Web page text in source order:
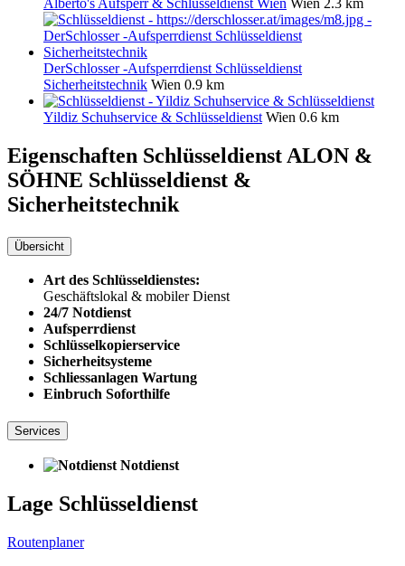
DerSchlosser -Aufsperrdienst Schlüsseldienst
Sicherheitstechnik Wien 0.9 km
Yildiz Schuhservice & Schlüsseldienst Wien 0.6 km
Eigenschaften Schlüsseldienst ALON &
SÖHNE Schlüsseldienst &
Sicherheitstechnik
Übersicht
Art des Schlüsseldienstes:
Geschäftslokal & mobiler Dienst
24/7 Notdienst
Aufsperrdienst
Schlüsselkopierservice
Sicherheitsysteme
Schliessanlagen Wartung
Einbruch Soforthilfe
Services
Notdienst
Lage Schlüsseldienst
Routenplaner